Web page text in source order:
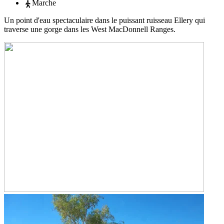
Marche
Un point d'eau spectaculaire dans le puissant ruisseau Ellery qui
traverse une gorge dans les West MacDonnell Ranges.